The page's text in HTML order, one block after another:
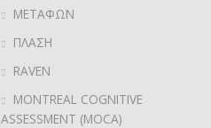
ΜΕΤΑΦΩΝ
ΠΛΑΣΗ
RAVEN
MONTREAL COGNITIVE
ASSESSMENT (MOCA)